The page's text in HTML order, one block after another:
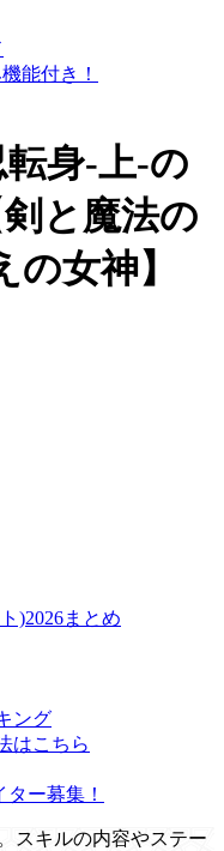
能付き！
転身-上-の
と魔法の
女神】
)2026まとめ
ング
はこちら
ー募集！
スキルの内容やステー